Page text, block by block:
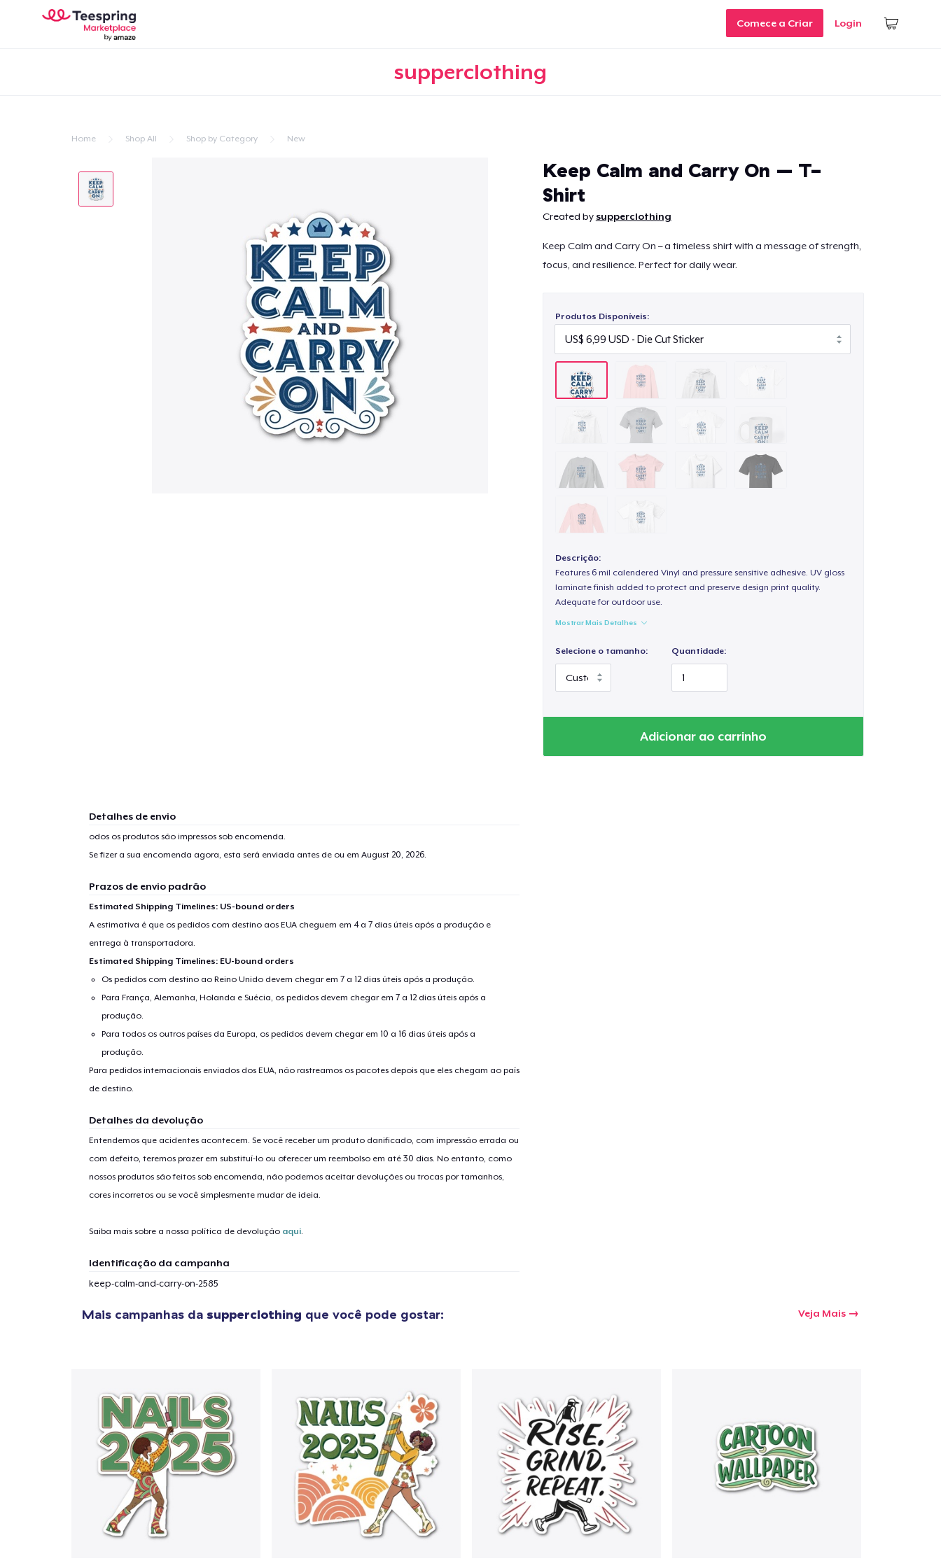
Comece a Criar Login
supperclothing
Home Shop All Shop by Category New
Keep Calm and Carry On – T-
Shirt
Created by supperclothing
Keep Calm and Carry On – a timeless shirt with a message of strength,
focus, and resilience. Perfect for daily wear.
Produtos Disponíveis:
Descrição:
Features 6 mil calendered Vinyl and pressure sensitive adhesive. UV gloss
laminate finish added to protect and preserve design print quality.
Adequate for outdoor use.
Mostrar Mais Detalhes
Selecione o tamanho: Quantidade:
Adicionar ao carrinho
Detalhes de envio
odos os produtos são impressos sob encomenda.
Se fizer a sua encomenda agora, esta será enviada antes de ou em August 20, 2026.
Prazos de envio padrão
Estimated Shipping Timelines: US-bound orders
A estimativa é que os pedidos com destino aos EUA cheguem em 4 a 7 dias úteis após a produção e
entrega à transportadora.
Estimated Shipping Timelines: EU-bound orders
Os pedidos com destino ao Reino Unido devem chegar em 7 a 12 dias úteis após a produção.
Para França, Alemanha, Holanda e Suécia, os pedidos devem chegar em 7 a 12 dias úteis após a
produção.
Para todos os outros países da Europa, os pedidos devem chegar em 10 a 16 dias úteis após a
produção.
Para pedidos internacionais enviados dos EUA, não rastreamos os pacotes depois que eles chegam ao país
de destino.
Detalhes da devolução
Entendemos que acidentes acontecem. Se você receber um produto danificado, com impressão errada ou
com defeito, teremos prazer em substituí-lo ou oferecer um reembolso em até 30 dias. No entanto, como
nossos produtos são feitos sob encomenda, não podemos aceitar devoluções ou trocas por tamanhos,
cores incorretos ou se você simplesmente mudar de ideia.
Saiba mais sobre a nossa política de devolução aqui.
Identificação da campanha
keep-calm-and-carry-on-2585
Mais campanhas da supperclothing que você pode gostar: Veja Mais
Seguir para a Finalização da
US$ 22,99
Unisex Premium Pullover Hoodie
US$ 40,99
Bella Canvas 3001 | Classic Unisex Jersey T-Shirt
US$ 21,99